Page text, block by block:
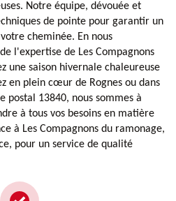
Notre équipe, dévouée et
de pointe pour garantir un
cheminée. En nous
l'expertise de Les Compagnons
une saison hivernale chaleureuse
en plein cœur de Rognes ou dans
postal 13840, nous sommes à
à tous vos besoins en matière
à Les Compagnons du ramonage,
pour un service de qualité